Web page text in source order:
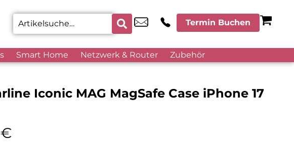
Termin Buchen
Smart Home Netzwerk & Router Zubehör
Iconic MAG MagSafe Case iPhone 17
€